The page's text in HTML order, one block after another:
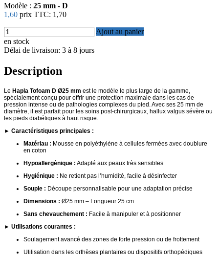
Modèle : 25 mm - D
1,60 prix TTC: 1,70
Ajout au panier
en stock
Délai de livraison: 3 à 8 jours
Description
Le Hapla Tofoam D Ø25 mm est le modèle le plus large de la gamme,
spécialement conçu pour offrir une protection maximale dans les cas de
pression intense ou de pathologies complexes du pied. Avec ses 25 mm de
diamètre, il est parfait pour les soins post-chirurgicaux, hallux valgus sévère ou
les pieds diabétiques à haut risque.
► Caractéristiques principales :
Matériau : Mousse en polyéthylène à cellules fermées avec doublure
en coton
Hypoallergénique : Adapté aux peaux très sensibles
Hygiénique : Ne retient pas l’humidité, facile à désinfecter
Souple : Découpe personnalisable pour une adaptation précise
Dimensions : Ø25 mm – Longueur 25 cm
Sans chevauchement : Facile à manipuler et à positionner
► Utilisations courantes :
Soulagement avancé des zones de forte pression ou de frottement
Utilisation dans les orthèses plantaires ou dispositifs orthopédiques